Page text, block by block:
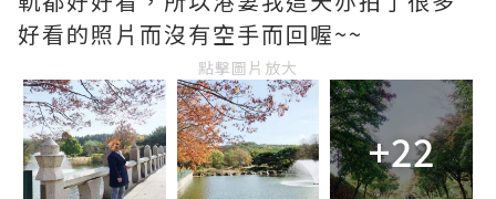
好看的照片而沒有空手而回喔~~
點擊圖片放大
+22